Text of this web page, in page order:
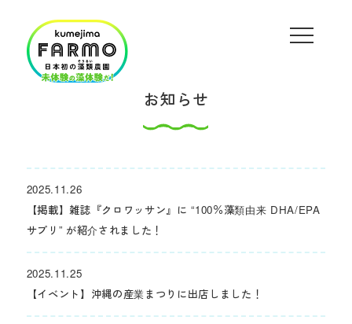
お知らせ
2025.11.26
【掲載】雑誌『クロワッサン』に “100％藻類由来 DHA/EPA
サプリ” が紹介されました！
2025.11.25
【イベント】沖縄の産業まつりに出店しました！